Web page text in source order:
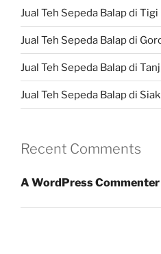
Jual Teh Sepeda Balap di Tigi
Jual Teh Sepeda Balap di
Jual Teh Sepeda Balap di
Jual Teh Sepeda Balap di
Recent Comments
A WordPress Commenter